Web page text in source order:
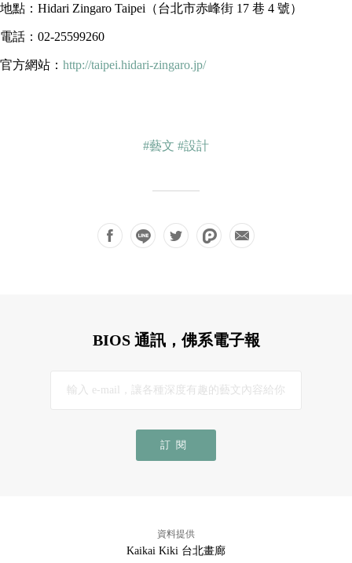
地點：Hidari Zingaro Taipei（台北市赤峰街 17 巷 4 號）
電話：02-25599260
官方網站： http://taipei.hidari-zingaro.jp/
#藝文 #設計
BIOS 通訊，佛系電子報
訂閱
資料提供
Kaikai Kiki 台北畫廊